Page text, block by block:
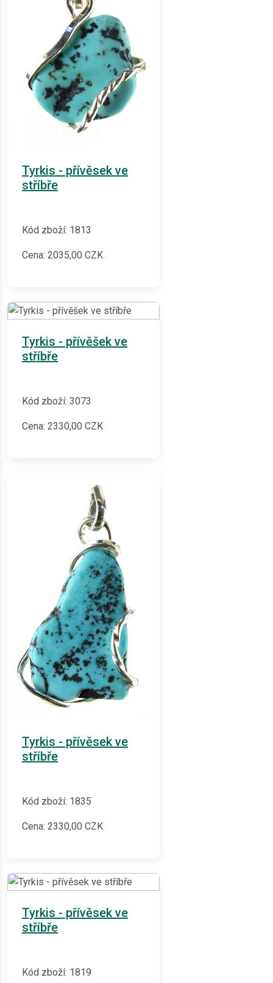
Tyrkis - přívěsek ve
stříbře
Kód zboží: 1813
Cena: 2035,00 CZK
Tyrkis - přívěšek ve
stříbře
Kód zboží: 3073
Cena: 2330,00 CZK
Tyrkis - přívěsek ve
stříbře
Kód zboží: 1835
Cena: 2330,00 CZK
Tyrkis - přívěsek ve
stříbře
Kód zboží: 1819